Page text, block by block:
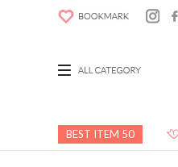
BEST ITEM 50